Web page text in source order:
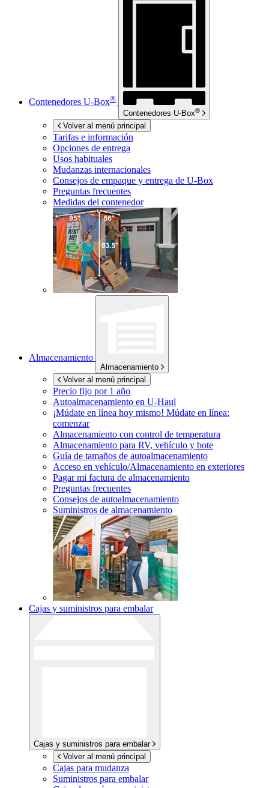
Contenedores U-Box®
Contenedores U-Box®
Volver al menú principal
Tarifas e información
Opciones de entrega
Usos habituales
Mudanzas internacionales
Consejos de empaque y entrega de U-Box
Preguntas frecuentes
Medidas del contenedor
Almacenamiento
Almacenamiento
Volver al menú principal
Precio fijo por 1 año
Autoalmacenamiento en U-Haul
¡Múdate en línea hoy mismo! Múdate en línea:
comenzar
Almacenamiento con control de temperatura
Almacenamiento para RV, vehículo y bote
Guía de tamaños de autoalmacenamiento
Acceso en vehículo/Almacenamiento en exteriores
Pagar mi factura de almacenamiento
Preguntas frecuentes
Consejos de autoalmacenamiento
Suministros de almacenamiento
Cajas y suministros para embalar
Cajas y suministros para embalar
Volver al menú principal
Cajas para mudanza
Suministros para embalar